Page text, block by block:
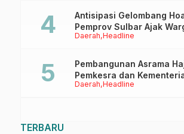
Daerah Headline
Antisipasi Gelombang
Pemprov Sulbar Ajak
Ruang Digital
Daerah Headline
Pembangunan Asrama
Pemkesra dan
Sulbar Tinjau Lokasi
TERBARU